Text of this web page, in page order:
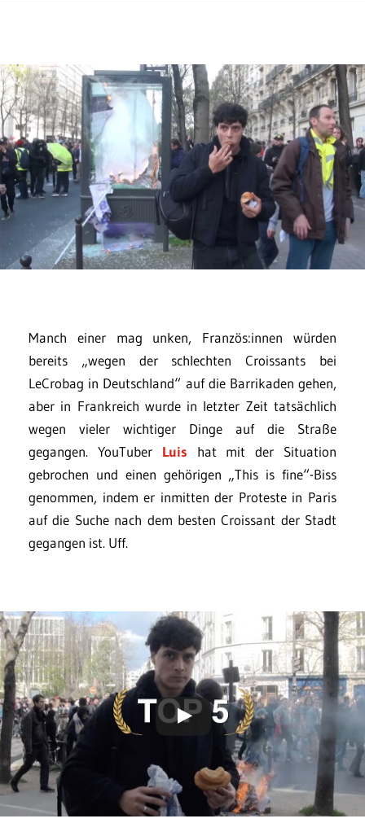
Manch einer mag unken, Französ:innen würden
bereits „wegen der schlechten Croissants bei
LeCrobag in Deutschland“ auf die Barrikaden gehen,
aber in Frankreich wurde in letzter Zeit tatsächlich
wegen vieler wichtiger Dinge auf die Straße
gegangen. YouTuber Luis hat mit der Situation
gebrochen und einen gehörigen „This is fine“-Biss
genommen, indem er inmitten der Proteste in Paris
auf die Suche nach dem besten Croissant der Stadt
gegangen ist. Uff.